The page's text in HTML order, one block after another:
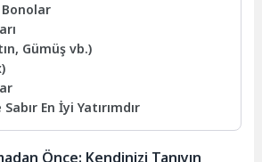
Gümüş vb.)
En İyi Yatırımdır
Önce: Kendinizi Tanıyın